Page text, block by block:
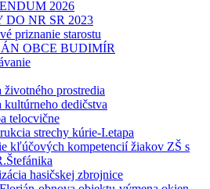
2026
DO NR SR 2023
priznanie starostu
OBCE BUDIMÍR
životného prostredia
kultúrneho dedičstva
telocvične
strechy kúrie-I.etapa
kľúčových kompetencií žiakov ZŠ s
hasičskej zbrojnice